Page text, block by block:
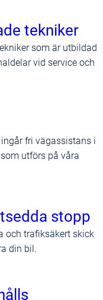
tekniker
som är utbildad
vid service och
fri vägassistans i
utförs på våra
stopp
och trafiksäkert skick
din bil.